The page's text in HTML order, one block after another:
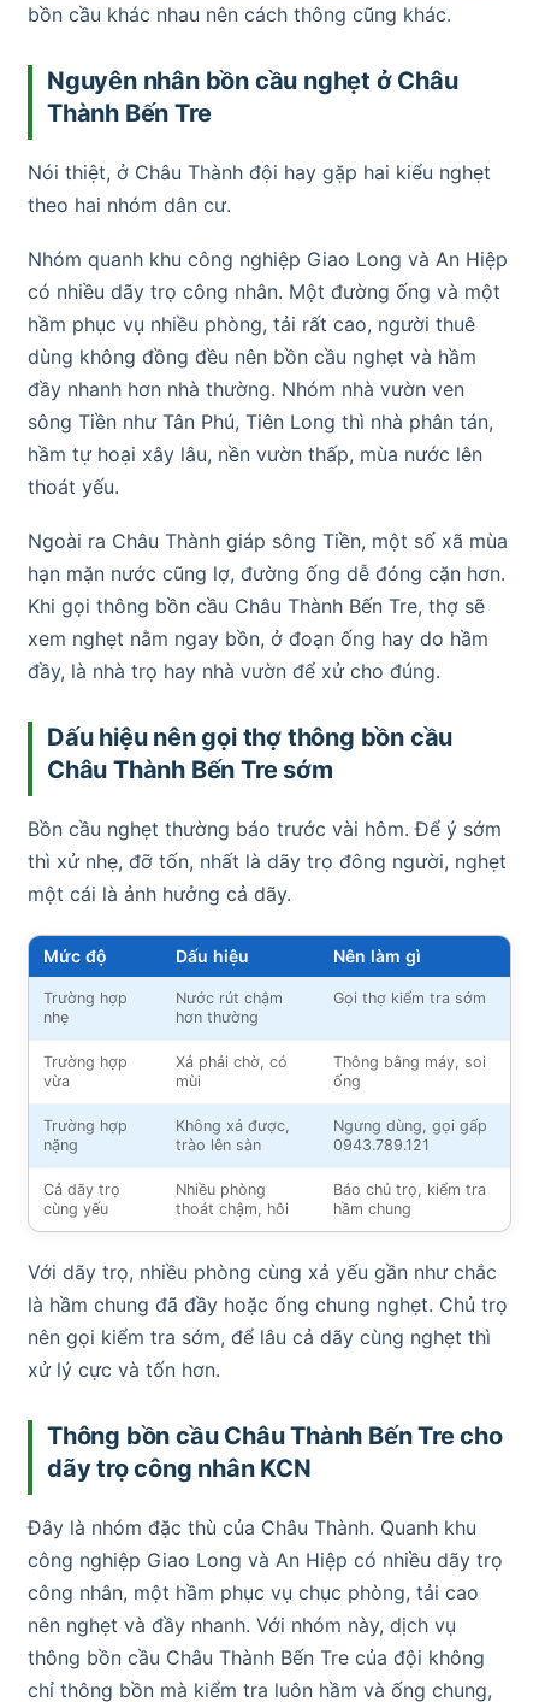
bồn cầu khác nhau nên cách thông cũng khác.
Nguyên nhân bồn cầu nghẹt ở Châu
Thành Bến Tre
Nói thiệt, ở Châu Thành đội hay gặp hai kiểu nghẹt
theo hai nhóm dân cư.
Nhóm quanh khu công nghiệp Giao Long và An Hiệp
có nhiều dãy trọ công nhân. Một đường ống và một
hầm phục vụ nhiều phòng, tải rất cao, người thuê
dùng không đồng đều nên bồn cầu nghẹt và hầm
đầy nhanh hơn nhà thường. Nhóm nhà vườn ven
sông Tiền như Tân Phú, Tiên Long thì nhà phân tán,
hầm tự hoại xây lâu, nền vườn thấp, mùa nước lên
thoát yếu.
Ngoài ra Châu Thành giáp sông Tiền, một số xã mùa
hạn mặn nước cũng lợ, đường ống dễ đóng cặn hơn.
Khi gọi thông bồn cầu Châu Thành Bến Tre, thợ sẽ
xem nghẹt nằm ngay bồn, ở đoạn ống hay do hầm
đầy, là nhà trọ hay nhà vườn để xử cho đúng.
Dấu hiệu nên gọi thợ thông bồn cầu
Châu Thành Bến Tre sớm
Bồn cầu nghẹt thường báo trước vài hôm. Để ý sớm
thì xử nhẹ, đỡ tốn, nhất là dãy trọ đông người, nghẹt
một cái là ảnh hưởng cả dãy.
Mức độ Dấu hiệu Nên làm gì
Trường hợp
nhẹ
Nước rút chậm
hơn thường
Gọi thợ kiểm tra sớm
Trường hợp
vừa
Xả phải chờ, có
mùi
Thông bằng máy, soi
ống
Trường hợp
nặng
Không xả được,
trào lên sàn
Ngưng dùng, gọi gấp
0943.789.121
Cả dãy trọ
cùng yếu
Nhiều phòng
thoát chậm, hôi
Báo chủ trọ, kiểm tra
hầm chung
Với dãy trọ, nhiều phòng cùng xả yếu gần như chắc
là hầm chung đã đầy hoặc ống chung nghẹt. Chủ trọ
nên gọi kiểm tra sớm, để lâu cả dãy cùng nghẹt thì
xử lý cực và tốn hơn.
Thông bồn cầu Châu Thành Bến Tre cho
dãy trọ công nhân KCN
Đây là nhóm đặc thù của Châu Thành. Quanh khu
công nghiệp Giao Long và An Hiệp có nhiều dãy trọ
công nhân, một hầm phục vụ chục phòng, tải cao
nên nghẹt và đầy nhanh. Với nhóm này, dịch vụ
thông bồn cầu Châu Thành Bến Tre của đội không
chỉ thông bồn mà kiểm tra luôn hầm và ống chung,